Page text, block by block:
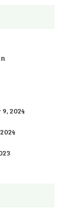
2024